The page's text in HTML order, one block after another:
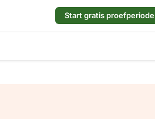
Start gratis proefperiode